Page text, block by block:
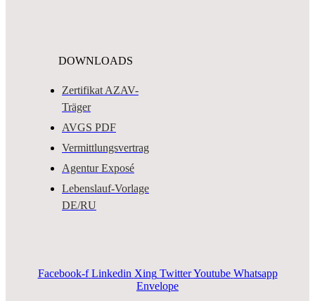
DOWNLOADS
Zertifikat AZAV-
Träger
AVGS PDF
Vermittlungsvertrag
Agentur Exposé
Lebenslauf-Vorlage
DE/RU
Facebook-f Linkedin Xing Twitter Youtube Whatsapp
Envelope